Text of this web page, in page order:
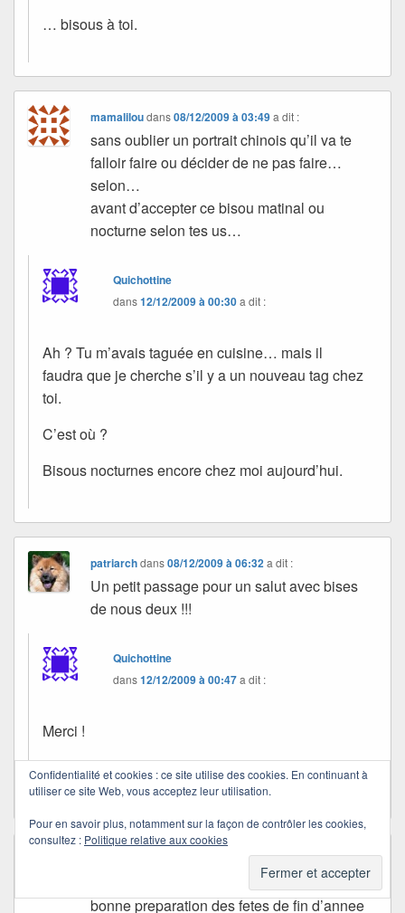
… bisous à toi.
mamaliloudans08/12/2009 à 03:49 a dit :
sans oublier un portrait chinois qu’il va te
falloir faire ou décider de ne pas faire…
selon…
avant d’accepter ce bisou matinal ou
nocturne selon tes us…
Quichottine
dans12/12/2009 à 00:30a dit :
Ah ? Tu m’avais taguée en cuisine… mais il
faudra que je cherche s’il y a un nouveau tag chez
toi.
C’est où ?
Bisous nocturnes encore chez moi aujourd’hui.
patriarchdans08/12/2009 à 06:32 a dit :
Un petit passage pour un salut avec bises
de nous deux !!!
Quichottine
dans12/12/2009 à 00:47a dit :
Merci !
Bisous affectueux à vous deux.
08/12/2009 à 08:30a dit :
belgique-chine passe vous souhaiter une
bonne preparation des fetes de fin d’annee
Confidentialité et cookies : ce site utilise des cookies. En continuant à
utiliser ce site Web, vous acceptez leur utilisation.
Pour en savoir plus, notamment sur la façon de contrôler les cookies,
consultez : Politique relative aux cookies